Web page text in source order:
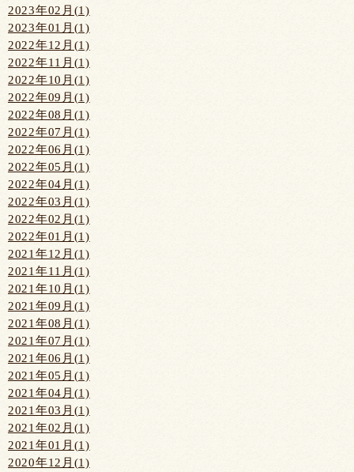
2023年02月(1)
2023年01月(1)
2022年12月(1)
2022年11月(1)
2022年10月(1)
2022年09月(1)
2022年08月(1)
2022年07月(1)
2022年06月(1)
2022年05月(1)
2022年04月(1)
2022年03月(1)
2022年02月(1)
2022年01月(1)
2021年12月(1)
2021年11月(1)
2021年10月(1)
2021年09月(1)
2021年08月(1)
2021年07月(1)
2021年06月(1)
2021年05月(1)
2021年04月(1)
2021年03月(1)
2021年02月(1)
2021年01月(1)
2020年12月(1)